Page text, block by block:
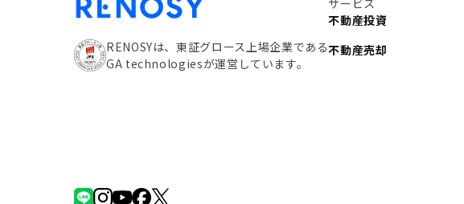
RENOSYは、東証グロース上場企業である
GA technologiesが運営しています。
サービス
不動産投資
不動産売却